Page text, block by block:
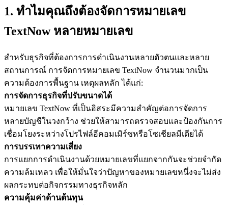
1. ทำไมคุณถึงต้องจัดการหมายเลข
TextNow หลายหมายเลข
สำหรับธุรกิจที่ต้องการการดำเนินงานหลายตัวตนและหลาย
สถานการณ์ การจัดการหมายเลข TextNow จำนวนมากเป็น
ความต้องการพื้นฐาน เหตุผลหลัก ได้แก่:
การจัดการธุรกิจที่ปรับขนาดได้
หมายเลข TextNow ที่เป็นอิสระมีความสำคัญต่อการจัดการ
หลายบัญชีในวงกว้าง ช่วยให้สามารถตรวจสอบและป้องกันการ
เชื่อมโยงระหว่างโปรไฟล์อีคอมเมิร์ซหรือโซเชียลมีเดียได้
การบรรเทาความเสี่ยง
การแยกการดำเนินงานด้วยหมายเลขที่แยกจากกันจะช่วยจำกัด
ความล้มเหลว เพื่อให้มั่นใจว่าปัญหาของหมายเลขหนึ่งจะไม่ส่ง
ผลกระทบต่อกิจกรรมทางธุรกิจหลัก
ความคุ้มค่าด้านต้นทุน